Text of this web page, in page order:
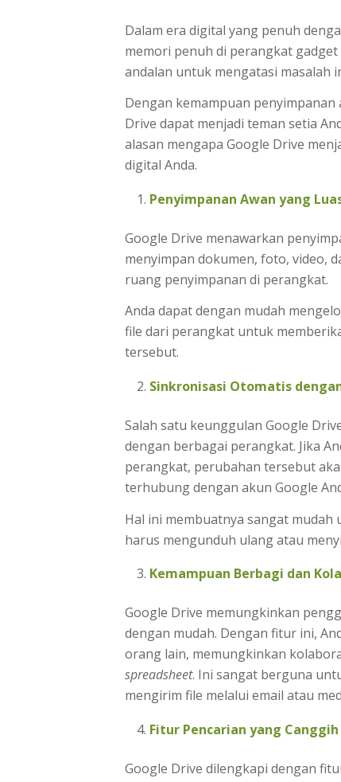
Dalam era digital yang penuh
memori penuh di perangkat
andalan untuk mengatasi masalah
Dengan kemampuan
Drive dapat menjadi teman setia
alasan mengapa Google Drive
digital Anda.
Penyimpanan Awan yang
Google Drive menawarkan
menyimpan dokumen, foto, video,
ruang penyimpanan di perangkat.
Anda dapat dengan mudah
file dari perangkat untuk
tersebut.
Sinkronisasi Otomatis
Salah satu keunggulan Google
dengan berbagai perangkat. Jika
perangkat, perubahan tersebut
terhubung dengan akun Google
Hal ini membuatnya sangat
harus mengunduh ulang atau
Kemampuan Berbagi dan
Google Drive memungkinkan
dengan mudah. Dengan fitur ini,
orang lain, memungkinkan
spreadsheet. Ini sangat berguna
mengirim file melalui email atau
Fitur Pencarian yang Canggih
Google Drive dilengkapi dengan